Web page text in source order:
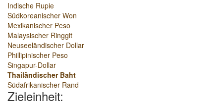
Indische Rupie
Südkoreanischer Won
Mexikanischer Peso
Malaysischer Ringgit
Neuseeländischer Dollar
Phillipinischer Peso
Singapur-Dollar
Thailändischer Baht
Südafrikanischer Rand
Zieleinheit: